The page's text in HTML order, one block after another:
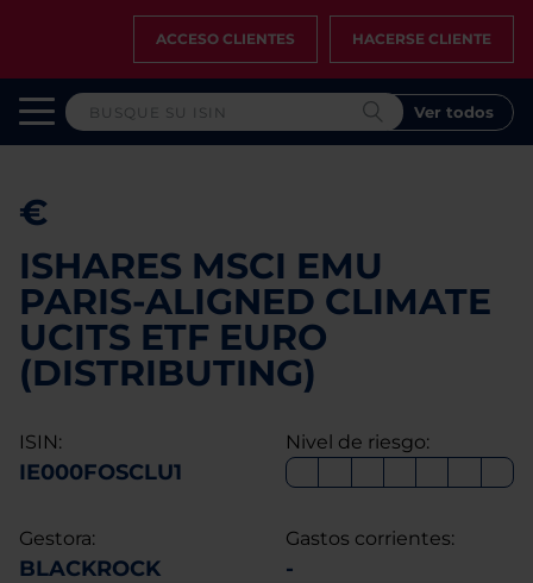
ACCESO CLIENTES HACERSE CLIENTE
Ver todos
€
ISHARES MSCI EMU
PARIS-ALIGNED CLIMATE
UCITS ETF EURO
(DISTRIBUTING)
ISIN:
IE000FOSCLU1
Nivel de riesgo:
Gestora:
BLACKROCK
Gastos corrientes:
-